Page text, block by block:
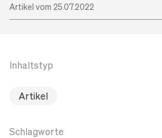
Artikel vom 25.07.2022
Inhaltstyp
Artikel
Schlagworte